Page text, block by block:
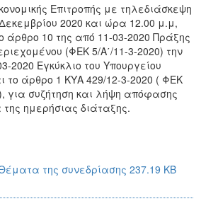
Επιτροπής με τηλεδιάσκεψη
2020 και ώρα 12.00 μ.μ,
10 της από 11-03-2020 Πράξης
(ΦΕΚ 5/Α΄/11-3-2020) την
2020 Εγκύκλιο του Υπουργείου
το άρθρο 1 ΚΥΑ 429/12-3-2020 ( ΦΕΚ
για συζήτηση και λήψη απόφασης
ημερήσιας διάταξης.
της συνεδρίασης 237.19 KB